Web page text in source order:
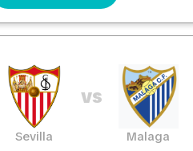
Sevilla
vs
Malaga